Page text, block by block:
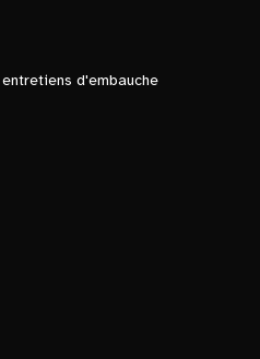
d'embauche